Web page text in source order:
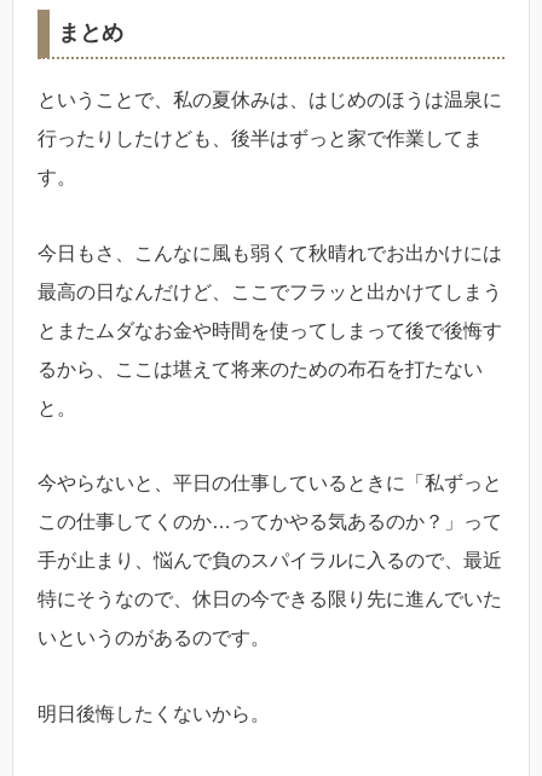
まとめ
ということで、私の夏休みは、はじめのほうは温泉に
行ったりしたけども、後半はずっと家で作業してま
す。
今日もさ、こんなに風も弱くて秋晴れでお出かけには
最高の日なんだけど、ここでフラッと出かけてしまう
とまたムダなお金や時間を使ってしまって後で後悔す
るから、ここは堪えて将来のための布石を打たない
と。
今やらないと、平日の仕事しているときに「私ずっと
この仕事してくのか…ってかやる気あるのか？」って
手が止まり、悩んで負のスパイラルに入るので、最近
特にそうなので、休日の今できる限り先に進んでいた
いというのがあるのです。
明日後悔したくないから。